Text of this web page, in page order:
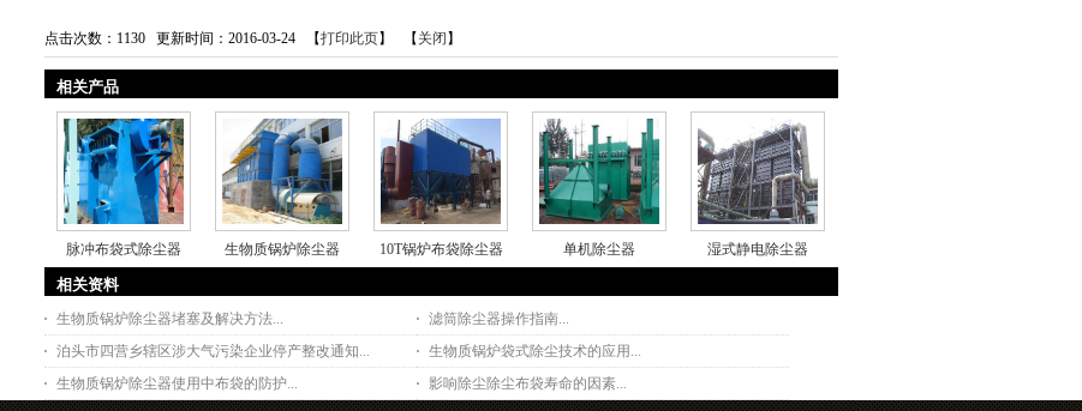
点击次数： 1130 更新时间：2016-03-24 【打印此页】 【 关闭 】
相关产品
脉冲布袋式除尘器 生物质锅炉除尘器 10T锅炉布袋除尘器 单机除尘器 湿式静电除尘器
相关资料
生物质锅炉除尘器堵塞及解决方法...
滤筒除尘器操作指南...
泊头市四营乡辖区涉大气污染企业停产整改通知...
生物质锅炉袋式除尘技术的应用...
生物质锅炉除尘器使用中布袋的防护...
影响除尘除尘布袋寿命的因素...